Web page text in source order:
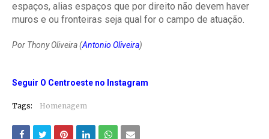
espaços, alias espaços que por direito não devem haver
muros e ou fronteiras seja qual for o campo de atuação.
Por Thony Oliveira (Antonio Oliveira)
Seguir O Centroeste no Instagram
Tags: Homenagem